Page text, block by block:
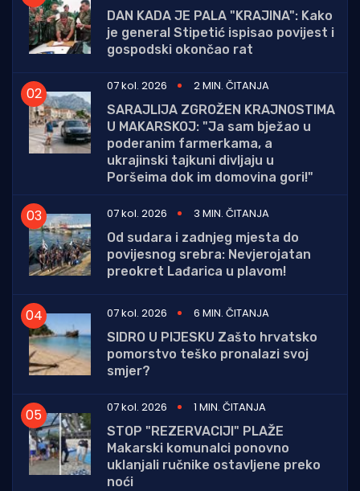
DAN KADA JE PALA "KRAJINA": Kako
je general Stipetić ispisao povijest i
gospodski okončao rat
07 kol. 2026
2 MIN. ČITANJA
SARAJLIJA ZGROŽEN KRAJNOSTIMA
U MAKARSKOJ: "Ja sam bježao u
poderanim farmerkama, a
ukrajinski tajkuni divljaju u
Poršeima dok im domovina gori!"
07 kol. 2026
3 MIN. ČITANJA
Od sudara i zadnjeg mjesta do
povijesnog srebra: Nevjerojatan
preokret Lađarica u plavom!
07 kol. 2026
6 MIN. ČITANJA
SIDRO U PIJESKU Zašto hrvatsko
pomorstvo teško pronalazi svoj
smjer?
07 kol. 2026
1 MIN. ČITANJA
STOP "REZERVACIJI" PLAŽE
Makarski komunalci ponovno
uklanjali ručnike ostavljene preko
noći